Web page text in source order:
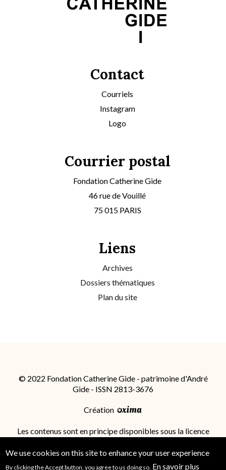
Contact
Courriels
Instagram
Logo
Courrier postal
Fondation Catherine Gide
46 rue de Vouillé
75 015 PARIS
Liens
Archives
Dossiers thématiques
Plan du site
© 2022 Fondation Catherine Gide - patrimoine d'André
Gide - ISSN 2813-3676
Création
Les contenus sont en principe disponibles sous la licence
International (CC BY-SA 4.0); des conditions
supplémentaires peuvent s'appliquer.
We use cookies on this site to enhance your user experience
By clicking the Accept button, you agree to us doing so. En savoir plus